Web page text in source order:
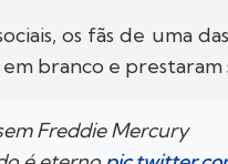
os fãs de uma
em branco e
Freddie Mercury